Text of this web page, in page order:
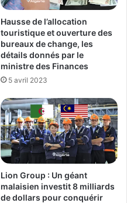
Hausse de l’allocation
touristique et ouverture des
bureaux de change, les
détails donnés par le
ministre des Finances
5 avril 2023
Lion Group : Un géant
malaisien investit 8 milliards
de dollars pour conquérir